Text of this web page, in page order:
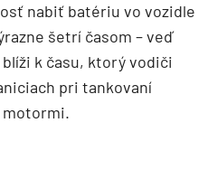
nabiť batériu vo vozidle
šetrí časom – veď
k času, ktorý vodiči
pri tankovaní
motormi.